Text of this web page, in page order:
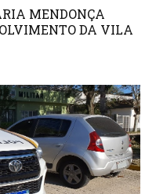
MENDONÇA
DA VILA